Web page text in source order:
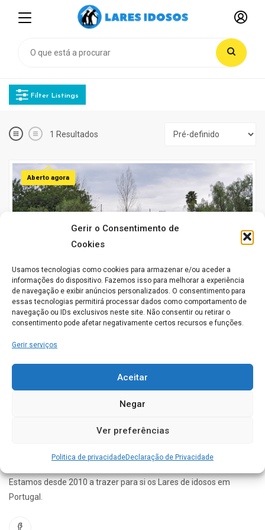
Gerir o Consentimento de
Cookies
Usamos tecnologias como cookies para armazenar e/ou aceder a
informações do dispositivo. Fazemos isso para melhorar a experiência
de navegação e exibir anúncios personalizados. O consentimento para
essas tecnologias permitirá processar dados como comportamento de
navegação ou IDs exclusivos neste site. Não consentir ou retirar o
consentimento pode afetar negativamente certos recursos e funções.
Gerir serviços
Aceitar
Negar
Ver preferências
Politica de privacidadeDeclaração de Privacidade
Filter Listings
1 Resultados
Aberto agora
Casa de Repouso e Saude de S. Brás
Machados 8150-044 S.Brás de Alportel
acerca do seu funcionamento
Estamos desde 2010 a trazer para si os Lares de idosos em
Portugal.